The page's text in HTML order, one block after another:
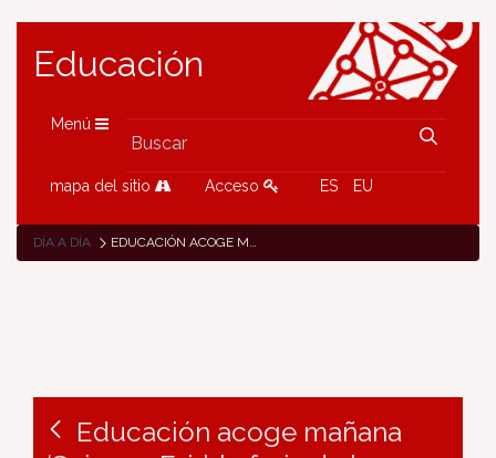
Educación
Menú
mapa del sitio Acceso ES EU
DÍA A DÍA EDUCACIÓN ACOGE MAÑANA ‘SCIENCE FAIR’, LA FERIA DE LAS CIENCIAS EN LENGUAS EXTRANJERAS
Educación acoge mañana